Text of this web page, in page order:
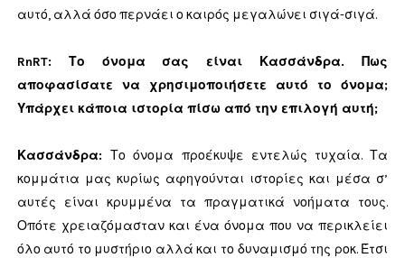
αυτό, αλλά όσο περνάει ο καιρός μεγαλώνει σιγά-σιγά.
RnRT: Το όνομα σας είναι Κασσάνδρα. Πως
αποφασίσατε να χρησιμοποιήσετε αυτό το όνομα;
Υπάρχει κάποια ιστορία πίσω από την επιλογή αυτή;
Κασσάνδρα:Το όνομα προέκυψε εντελώς τυχαία. Τα
κομμάτια μας κυρίως αφηγούνται ιστορίες και μέσα σ’
αυτές είναι κρυμμένα τα πραγματικά νοήματα τους.
Οπότε χρειαζόμασταν και ένα όνομα που να περικλείει
όλο αυτό το μυστήριο αλλά και το δυναμισμό της ροκ. Έτσι